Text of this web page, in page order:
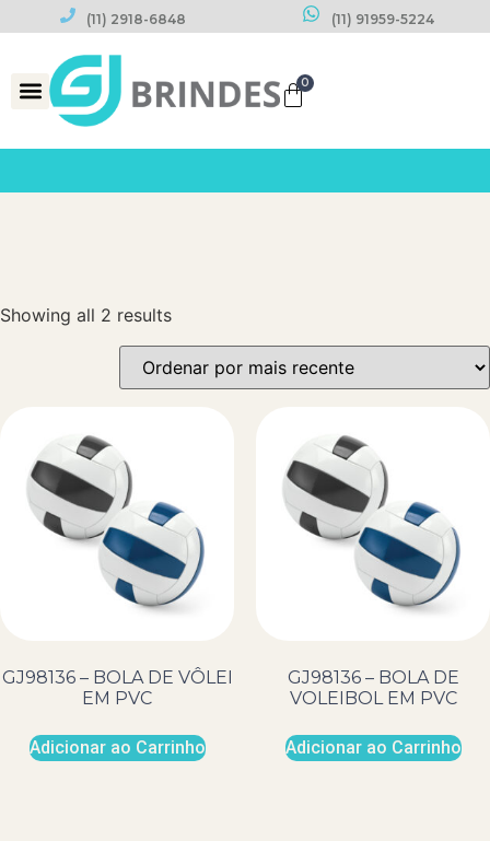
(11) 2918-6848 (11) 91959-5224
0
Showing all 2 results
GJ98136 – BOLA DE VÔLEI
EM PVC
Adicionar ao Carrinho
GJ98136 – BOLA DE
VOLEIBOL EM PVC
Adicionar ao Carrinho